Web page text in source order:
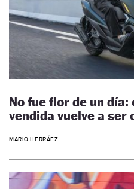
No fue flor de un
vendida vuelve a ser
MARIO HERRÁEZ